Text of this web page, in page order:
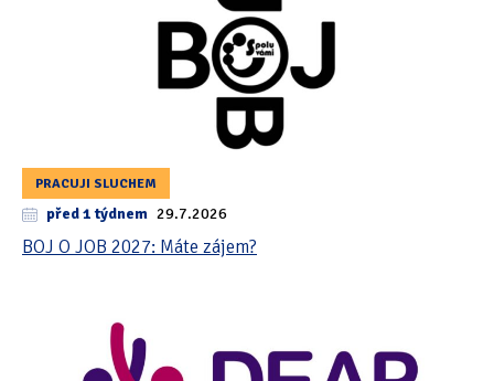
PRACUJI SLUCHEM
před 1 týdnem 29.7.2026
BOJ O JOB 2027: Máte zájem?